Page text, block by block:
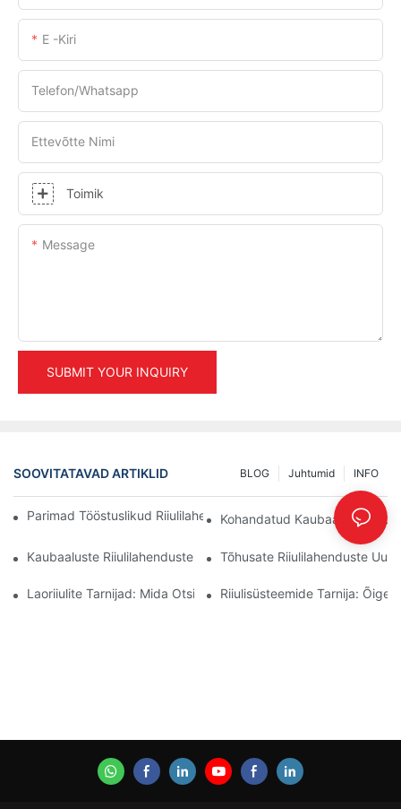
E -kiri
Telefon/whatsapp
Ettevõtte Nimi
Toimik
Message
SUBMIT YOUR INQUIRY
SOOVITATAVAD ARTIKLID INFO
Juhtumid
BLOG
Parimad Tööstuslikud Riiulilahendused Tõhusaks Laohalduseks
Kohandatud Kaubaaluste
Kaubaaluste Riiulilahenduste Tulevik: Trendid Ja Uuendused
Tõhusate Riiulilahenduste
Laoriiulite Tarnijad: Mida Otsida Riiulisüsteemide Tarnija: Õige